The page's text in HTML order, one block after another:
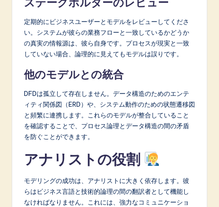
定期的にビジネスユーザーとモデルをレビューしてくださ
い。システムが彼らの業務フローと一致しているかどうか
の真実の情報源は、彼ら自身です。プロセスが現実と一致
していない場合、論理的に見えてもモデルは誤りです。
他のモデルとの統合
DFDは孤立して存在しません。データ構造のためのエンテ
ィティ関係図（ERD）や、システム動作のための状態遷移図
と頻繁に連携します。これらのモデルが整合していること
を確認することで、プロセス論理とデータ構造の間の矛盾
を防ぐことができます。
アナリストの役割
モデリングの成功は、アナリストに大きく依存します。彼
らはビジネス言語と技術的論理の間の翻訳者として機能し
なければなりません。これには、強力なコミュニケーショ